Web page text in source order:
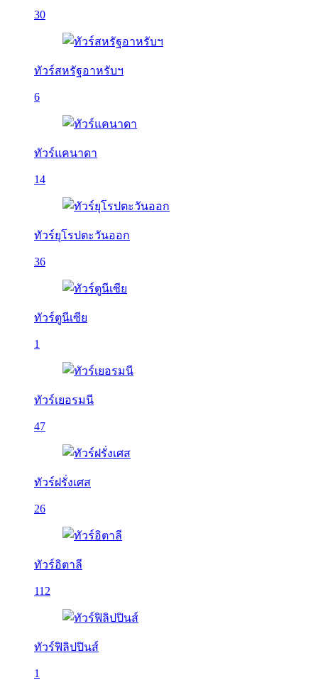
30
ทัวร์สหรัฐอาหรับฯ
6
ทัวร์แคนาดา
14
ทัวร์ยุโรปตะวันออก
36
ทัวร์ตูนีเซีย
1
ทัวร์เยอรมนี
47
ทัวร์ฝรั่งเศส
26
ทัวร์อิตาลี
112
ทัวร์ฟิลิปปินส์
1